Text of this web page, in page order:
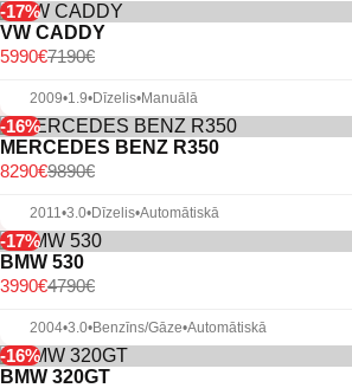
-17%
VW CADDY
7190€
5990€
2009•1.9•Dīzelis•Manuālā
-16%
MERCEDES BENZ R350
9890€
8290€
2011•3.0•Dīzelis•Automātiskā
-17%
BMW 530
4790€
3990€
2004•3.0•Benzīns/Gāze•Automātiskā
-16%
BMW 320GT